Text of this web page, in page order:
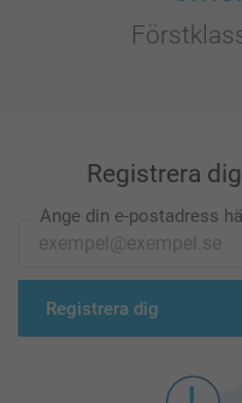
Registrera
Ange din e-postadress
Registrera dig